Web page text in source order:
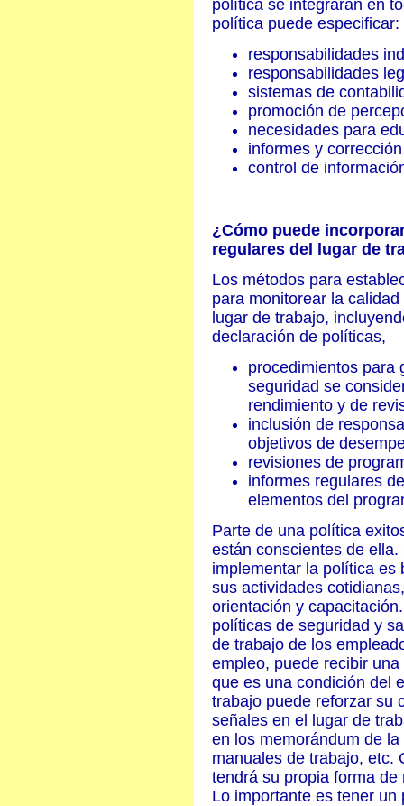
política se integrarán en
política puede especificar:
responsabilidades
responsabilidades
sistemas de
promoción de
necesidades para
informes y
control de
¿Cómo puede
regulares del lugar de
Los métodos para
para monitorear la
lugar de trabajo,
declaración de políticas,
procedimientos para
seguridad se
rendimiento y de
inclusión de
objetivos de
revisiones de
informes regulares
elementos del
Parte de una política
están conscientes de
implementar la política es
sus actividades
orientación y
políticas de seguridad y
de trabajo de los
empleo, puede recibir
que es una condición del
trabajo puede reforzar su
señales en el lugar de
en los memorándum de
manuales de trabajo, etc.
tendrá su propia forma
Lo importante es tener